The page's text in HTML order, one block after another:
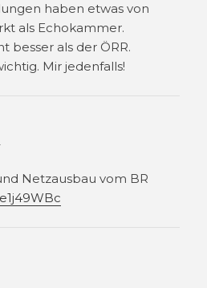
haben etwas von
als Echokammer.
besser als der ÖRR.
Mir jedenfalls!
Netzausbau vom BR